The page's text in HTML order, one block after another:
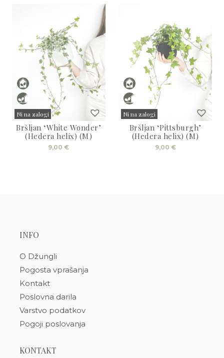
Ni na zalogi
Sold
Bršljan ‘White Wonder’
(Hedera helix) (M)
9,00 €
Ni na zalogi
Sold
Bršljan ‘Pittsburgh’
(Hedera helix) (M)
9,00 €
INFO
O Džungli
Pogosta vprašanja
Kontakt
Poslovna darila
Varstvo podatkov
Pogoji poslovanja
KONTAKT